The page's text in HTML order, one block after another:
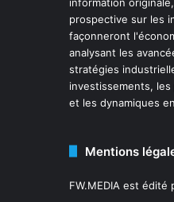
prospective sur les
façonneront
analysant les
stratégies
investissements,
et les dynamiques
Mentions
FW.MEDIA est édité